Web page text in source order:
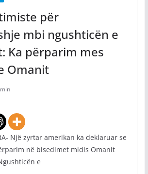
për
mbi ngushticën e
Ka përparim mes
Omanit
Një zyrtar amerikan ka deklaruar se
në bisedimet midis Omanit
e